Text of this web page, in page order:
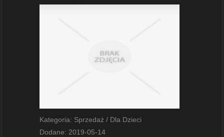
Kategoria: Sprzedaż / Dla Dzieci
Dodane: 2019-05-14